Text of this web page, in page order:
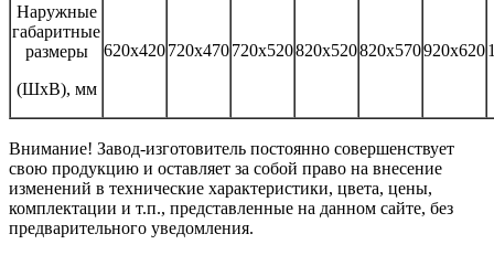
Наружные
габаритные
размеры
(ШхВ), мм
620х420720х470720х520820х520820х570920х620
Внимание! Завод-изготовитель постоянно совершенствует
свою продукцию и оставляет за собой право на внесение
изменений в технические характеристики, цвета, цены,
комплектации и т.п., представленные на данном сайте, без
предварительного уведомления.